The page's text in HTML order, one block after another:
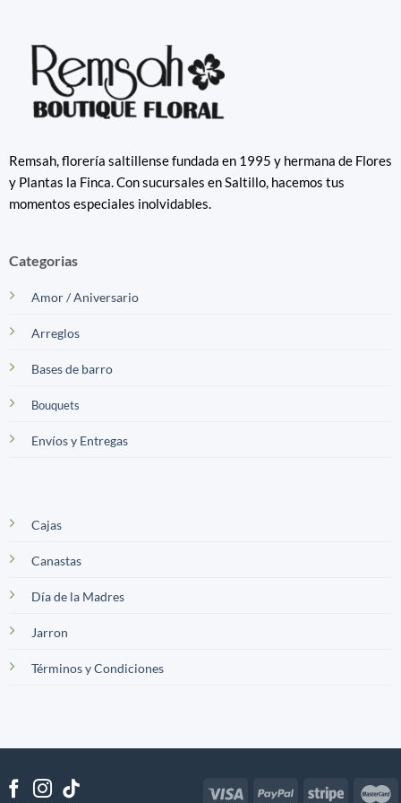
Remsah, florería saltillense fundada en 1995 y hermana de Flores
y Plantas la Finca. Con sucursales en Saltillo, hacemos tus
momentos especiales inolvidables.
Categorias
Amor / Aniversario
Arreglos
Bases de barro
Bouquets
Envíos y Entregas
Cajas
Canastas
Día de la Madres
Jarron
Términos y Condiciones